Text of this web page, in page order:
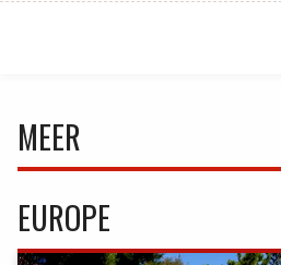
MEER
EUROPE